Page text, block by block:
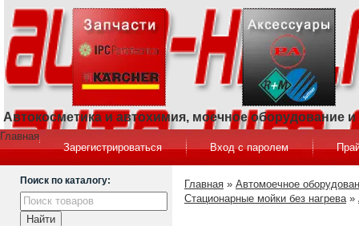
Автокосметика и автохимия, моечное оборудование
Главная
Зарегистрироваться
Вход с паролем
Поиск по каталогу: Главная » Автомоечное
Стационарные мойки без нагрева»